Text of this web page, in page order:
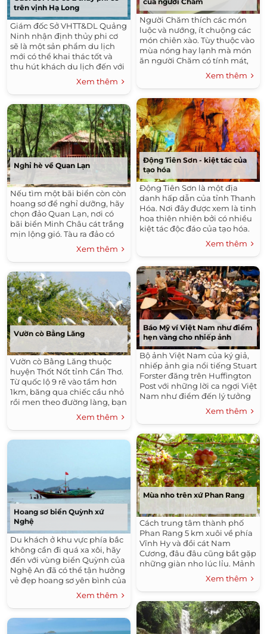
trên vịnh Hạ Long
Giám đốc Sở VHTT&DL Quảng
Ninh nhận định thủy phi cơ
sẽ là một sản phẩm du lịch
mới có thể khai thác tốt và
thu hút khách du lịch đến với
Xem thêm
Nghỉ hè về Quan Lạn
Nếu tìm một bãi biển còn còn
hoang sơ để nghỉ dưỡng, hãy
chọn đảo Quan Lạn, nơi có
bãi biển Minh Châu cát trắng
mịn lộng gió. Tàu ra đảo có
hai chuyến/ngày và chỉ hơn
chục phút là bạn đã ở giữa
muôn trùng sóng biển.
Xem thêm
Vườn cò Bằng Lăng
Vườn cò Bằng Lăng thuộc
huyện Thốt Nốt tỉnh Cần Thơ.
Từ quốc lộ 9 rẽ vào tầm hơn
1km, băng qua chiếc cầu nhỏ
rồi men theo đường làng, bạn
đã thấy thấp thoáng vườn cò
Bằng Lăng rộng trên 2ha hiện
ra trước mắt.
Xem thêm
Hoang sơ biển Quỳnh xứ
Nghệ
Du khách ở khu vực phía bắc
không cần đi quá xa xôi, hãy
đến với vùng biển Quỳnh của
Nghệ An đã có thể tận hưởng
vẻ đẹp hoang sơ yên bình của
một vùng biển trải dài với 7
bãi tắm nằm kề bên nhau.
Xem thêm
Người Chăm thích các món
luộc và nướng, ít chuộng các
món chiên xào. Tùy thuộc vào
mùa nóng hay lạnh mà món
ăn người Chăm có tính mát,
Xem thêm
Động Tiên Sơn - kiệt tác của
tạo hóa
Động Tiên Sơn là một địa
danh hấp dẫn của tỉnh Thanh
Hóa. Nơi đây được xem là tinh
hoa thiên nhiên bởi có nhiều
kiệt tác độc đáo của tạo hóa.
Xem thêm
Báo Mỹ ví Việt Nam như điểm
hẹn vàng cho nhiếp ảnh
Bộ ảnh Việt Nam của ký giả,
nhiếp ảnh gia nổi tiếng Stuart
Forster đăng trên Huffington
Post với những lời ca ngợi Việt
Nam như điểm đến lý tưởng
cho các tay máy chuyên
Xem thêm
Mùa nho trên xứ Phan Rang
Cách trung tâm thành phố
Phan Rang 5 km xuôi về phía
Vĩnh Hy và đồi cát Nam
Cương, đâu đâu cũng bắt gặp
những giàn nho lúc lỉu. Mảnh
đất nắng và gió này đang
bước vào mùa thu hoạch mới.
Xem thêm